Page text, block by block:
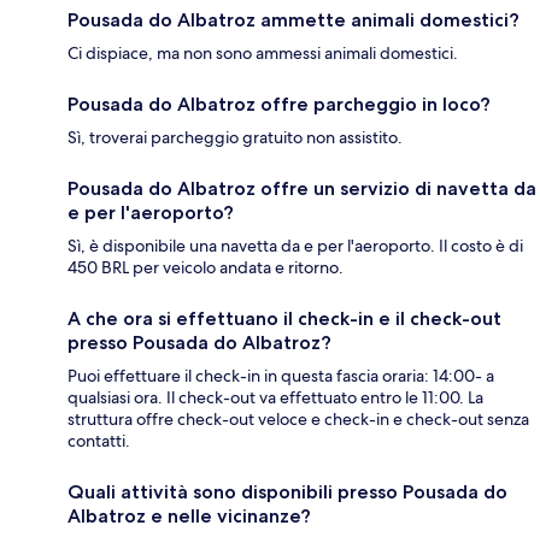
Pousada do Albatroz ammette animali domestici?
Ci dispiace, ma non sono ammessi animali domestici.
Pousada do Albatroz offre parcheggio in loco?
Sì, troverai parcheggio gratuito non assistito.
Pousada do Albatroz offre un servizio di navetta da
e per l'aeroporto?
Sì, è disponibile una navetta da e per l'aeroporto. Il costo è di
450 BRL per veicolo andata e ritorno.
A che ora si effettuano il check-in e il check-out
presso Pousada do Albatroz?
Puoi effettuare il check-in in questa fascia oraria: 14:00- a
qualsiasi ora. Il check-out va effettuato entro le 11:00. La
struttura offre check-out veloce e check-in e check-out senza
contatti.
Quali attività sono disponibili presso Pousada do
Albatroz e nelle vicinanze?